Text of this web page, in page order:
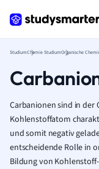
StudiumChemie StudiumOrganische
Carbanionen sind in der
Kohlenstoffatom
und somit negativ
entscheidende Rolle in
Bildung von